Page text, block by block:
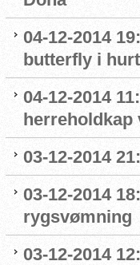
04-12-2014
butterfly i
04-12-2014
herreholdkap
03-12-2014
03-12-2014
rygsvømning
03-12-2014